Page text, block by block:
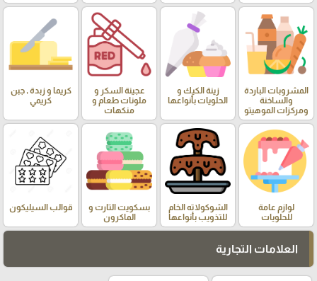
المشروبات الباردة
والساخنة
ومركزات الموهيتو
زينة الكيك و
الحلويات بأنواعها
عجينة السكر و
ملونات طعام و
منكهات
كريما و زبدة , جبن
كريمي
لوازم عامة
للحلويات
الشوكولاته الخام
للتذويب بأنواعها
بسكويت التارت و
الماكرون
قوالب السيليكون
العلامات التجارية